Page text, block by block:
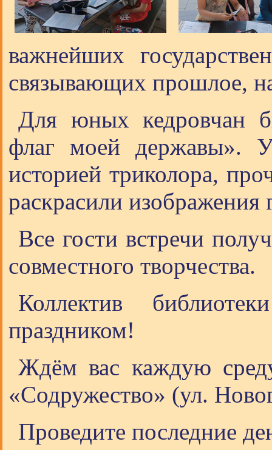
важнейших
связывающих прошлое,
Для юных кедровчан
флаг моей державы».
историей триколора,
раскрасили изображения
Все гости встречи
совместного творчества.
Коллектив
праздником!
Ждём вас каждую
«Содружество» (ул.
Проведите последние